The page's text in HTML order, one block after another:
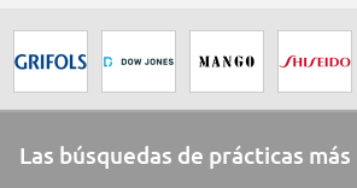
Las búsquedas de prácticas